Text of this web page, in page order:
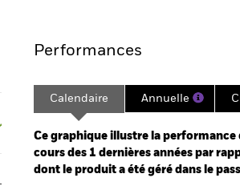
Range: 2024-06-30 00:00:00 to 2026-06-30
Range: -50 to 100.
Performances
Calendaire Annuelle
Ce graphique illustre la performance
cours des 1 dernières années par
dont le produit a été géré dans le